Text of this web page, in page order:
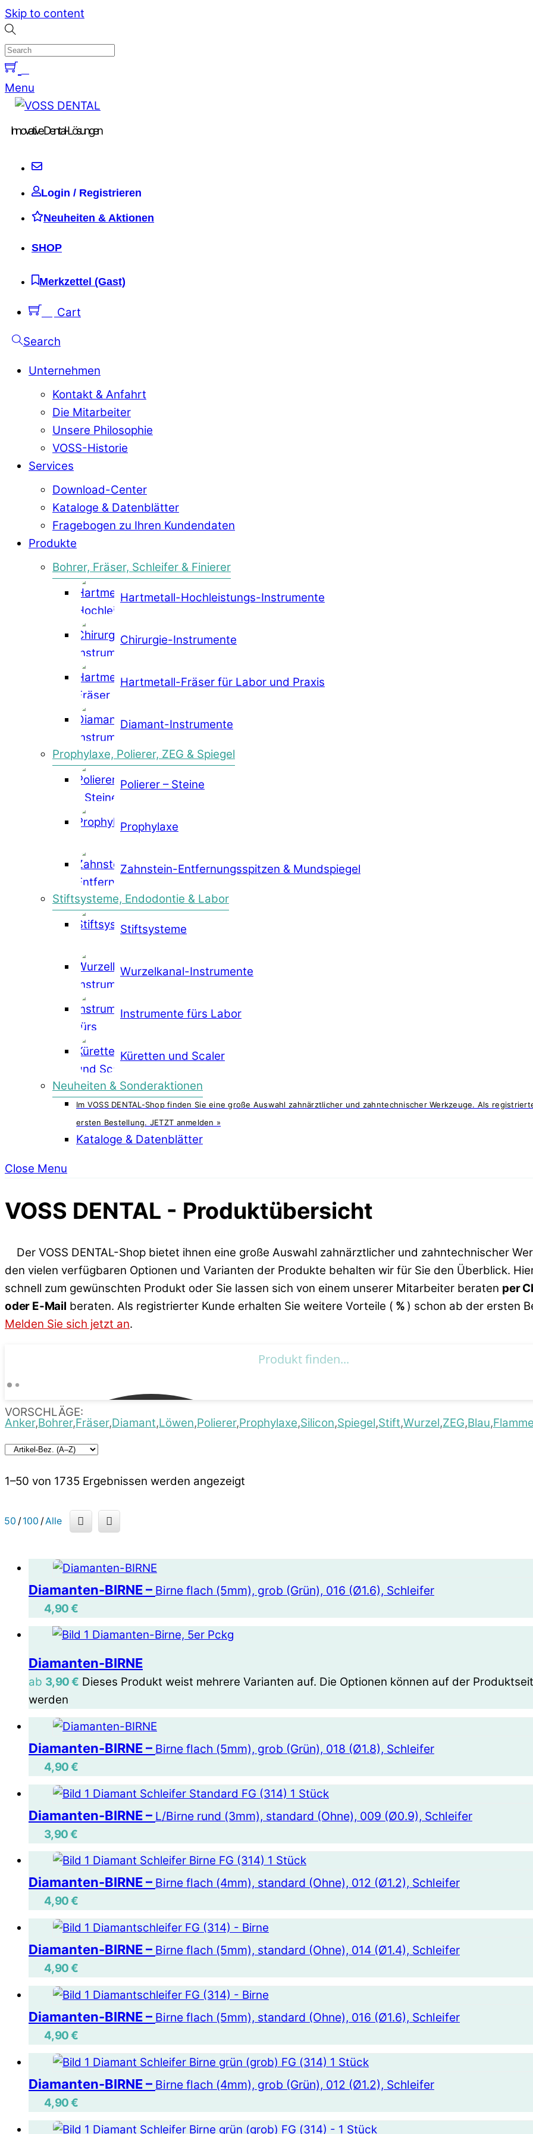
Skip to content
Menu
Innovative Dental-Lösungen
Login / Registrieren
Neuheiten & Aktionen
SHOP
Merkzettel (Gast)
Cart
Search
Unternehmen
Kontakt & Anfahrt
Die Mitarbeiter
Unsere Philosophie
VOSS-Historie
Services
Download-Center
Kataloge & Datenblätter
Fragebogen zu Ihren Kundendaten
Produkte
Bohrer, Fräser, Schleifer & Finierer
Hartmetall-Hochleistungs-Instrumente
Chirurgie-Instrumente
Hartmetall-Fräser für Labor und Praxis
Diamant-Instrumente
Prophylaxe, Polierer, ZEG & Spiegel
Polierer – Steine
Prophylaxe
Zahnstein-Entfernungsspitzen & Mundspiegel
Stiftsysteme, Endodontie & Labor
Stiftsysteme
Wurzelkanal-Instrumente
Instrumente fürs Labor
Küretten und Scaler
Neuheiten & Sonderaktionen
Im VOSS DENTAL-Shop finden Sie eine große Auswahl zahnärztlicher und zahntechnischer Werkzeuge. Als
ersten Bestellung. JETZT anmelden »
Kataloge & Datenblätter
Close Menu
VOSS DENTAL - Produktübersicht
Der VOSS DENTAL-Shop bietet ihnen eine große Auswahl zahnärztlicher und zahntechnischer
den vielen verfügbaren Optionen und Varianten der Produkte behalten wir für Sie den Überblick.
schnell zum gewünschten Produkt oder Sie lassen sich von einem unserer Mitarbeiter beraten per
oder E-Mail beraten. Als registrierter Kunde erhalten Sie weitere Vorteile ( % ) schon ab der ersten
Melden Sie sich jetzt an.
VORSCHLÄGE:
Anker Bohrer Fräser Diamant Löwen Polierer Prophylaxe Silicon Spiegel Stift Wurzel ZEG Blau Flamme
1–50 von 1735 Ergebnissen werden angezeigt
50 /100 /Alle
Diamanten-BIRNE – Birne flach (5mm), grob (Grün), 016 (Ø1.6), Schleifer
4,90€
Diamanten-BIRNE
ab 3,90€ Dieses Produkt weist mehrere Varianten auf. Die Optionen können auf der
werden
Diamanten-BIRNE – Birne flach (5mm), grob (Grün), 018 (Ø1.8), Schleifer
4,90€
Diamanten-BIRNE – L/Birne rund (3mm), standard (Ohne), 009 (Ø0.9), Schleifer
3,90€
Diamanten-BIRNE – Birne flach (4mm), standard (Ohne), 012 (Ø1.2), Schleifer
4,90€
Diamanten-BIRNE – Birne flach (5mm), standard (Ohne), 014 (Ø1.4), Schleifer
4,90€
Diamanten-BIRNE – Birne flach (5mm), standard (Ohne), 016 (Ø1.6), Schleifer
4,90€
Diamanten-BIRNE – Birne flach (4mm), grob (Grün), 012 (Ø1.2), Schleifer
4,90€